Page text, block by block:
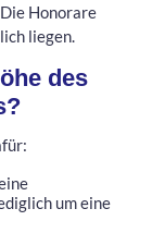
Honorare
liegen.
des
um eine